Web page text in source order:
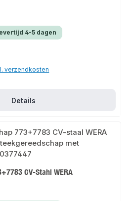
4-5 dagen
verzendkosten
Details
CV-Stahl WERA